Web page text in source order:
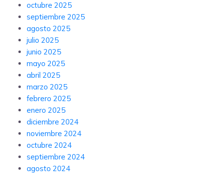
octubre 2025
septiembre 2025
agosto 2025
julio 2025
junio 2025
mayo 2025
abril 2025
marzo 2025
febrero 2025
enero 2025
diciembre 2024
noviembre 2024
octubre 2024
septiembre 2024
agosto 2024